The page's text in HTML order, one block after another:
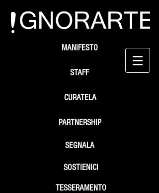
STAFF
SEGNALA
SOSTIENICI
MANIFESTO
PARTNERSHIP
TESSERAMENTO
CURATELA